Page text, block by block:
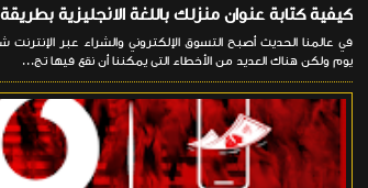
كيفية كتابة عنوان منزلك باللغة الانجليزية
في عالمنا الحديث أصبح التسوق الإلكتروني والشراء عبر
يوم ولكن هناك العديد من الأخطاء التى يمكننا أن نقع فيها تج...